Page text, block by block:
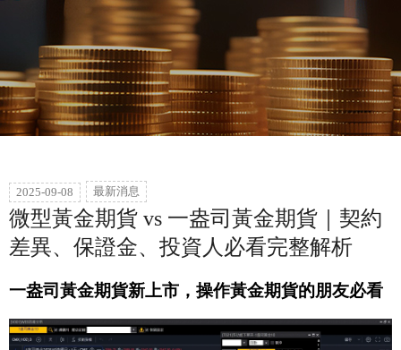
2025-09-08 最新消息
微型黃金期貨 vs 一盎司黃金期貨｜契約
差異、保證金、投資人必看完整解析
一盎司黃金期貨新上市，操作黃金期貨的朋友必看